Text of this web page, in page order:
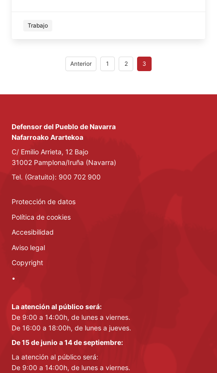
Trabajo
Anterior 1 2 3
Defensor del Pueblo de Navarra
Nafarroako Arartekoa
C/ Emilio Arrieta, 12 Bajo
31002 Pamplona/Iruña (Navarra)
Tel. (Gratuito): 900 702 900
Protección de datos
Política de cookies
Accesibilidad
Aviso legal
Copyright
•
La atención al público será:
De 9:00 a 14:00h, de lunes a viernes.
De 16:00 a 18:00h, de lunes a jueves.
De 15 de junio a 14 de septiembre:
La atención al público será:
De 9:00 a 14:00h, de lunes a viernes.